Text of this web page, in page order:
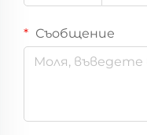
Съобщение